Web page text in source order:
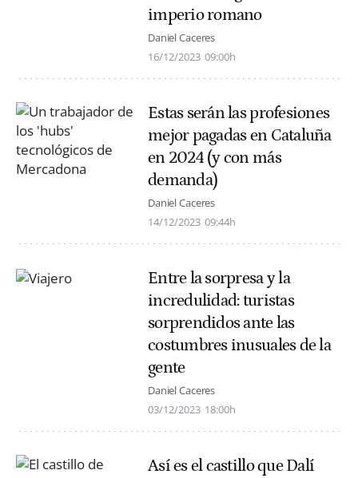
imperio romano
Daniel Caceres
16/12/2023 09:00h
Estas serán las profesiones
mejor pagadas en Cataluña
en 2024 (y con más
demanda)
Daniel Caceres
14/12/2023 09:44h
Entre la sorpresa y la
incredulidad: turistas
sorprendidos ante las
costumbres inusuales de la
gente
Daniel Caceres
03/12/2023 18:00h
Así es el castillo que Dalí